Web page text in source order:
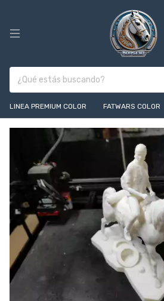
LINEA PREMIUM COLOR FATWARS COLOR